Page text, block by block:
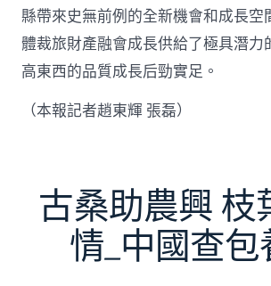
縣帶來史無前例的全新機會和成長空
體裁旅財產融會成長供給了極具潛力
高東西的品質成長后勁實足。
（本報記者趙東輝 張磊）
古桑助農興 枝
情_中國查包